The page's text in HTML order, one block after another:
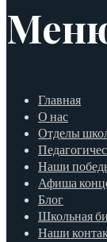
Главная
О нас
Отделы
Наши
Афиша
Блог
Школьная
Наши